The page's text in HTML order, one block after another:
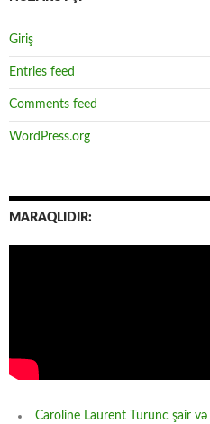
Giriş
Entries feed
Comments feed
WordPress.org
MARAQLIDIR:
Caroline Laurent Turunc şair və